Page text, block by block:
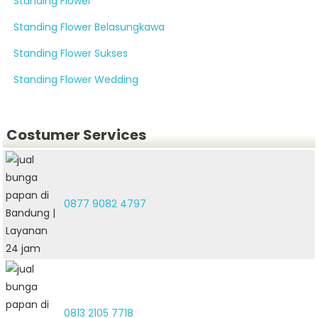
Standing Flower Belasungkawa
Standing Flower Sukses
Standing Flower Wedding
Costumer Services
0877 9082 4797
0813 2105 7718